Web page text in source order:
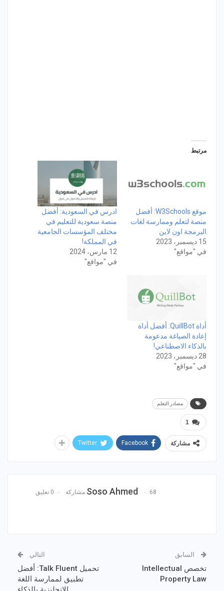
مرتبط
موقع W3Schools: أفضل
منصة لتعلم وممارسة لغات
البرمجة اون لاين
15 ديسمبر، 2023
في "مواقع"
ادرس في السعودية: أفضل
منصة سعودية للتعليم في
مختلف المؤسسات الجامعية
في المملكة!
12 مارس، 2024
في "مواقع"
أداة QuillBot: أفضل أداة
إعادة الصياغة مدعومة
بالذكاء الاصطناعي!
28 ديسمبر، 2023
في "مواقع"
مصادر التعلم
1
مشاركة Facebook
Twitter
Soso Ahmed 68 مشاركة 0 تعليق
السابق
تخصص Intellectual
Property Law
التالي
تحميل Talk Fluent: أفضل
تطبيق لممارسة اللغة